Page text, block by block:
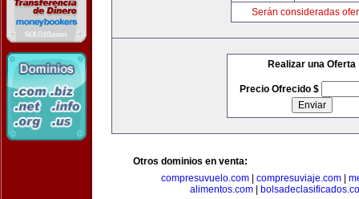
Serán consideradas
Realizar una Oferta
Precio Ofrecido $
Otros dominios en venta:
compresuvuelo.com
compresuviaje.com
alimentos.com